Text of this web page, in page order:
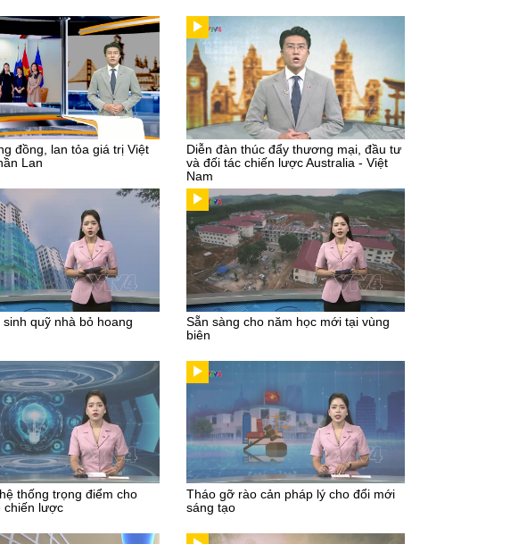
đồng, lan tỏa giá trị Việt
Lan
Diễn đàn thúc đẩy thương mại, đầu tư
và đối tác chiến lược Australia - Việt
Nam
sinh quỹ nhà bỏ hoang
Sẵn sàng cho năm học mới tại vùng
biên
thống trọng điểm cho
chiến lược
Tháo gỡ rào cản pháp lý cho đổi mới
sáng tạo